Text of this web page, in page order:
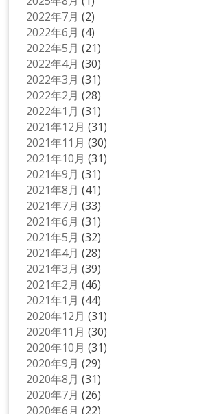
2022年7月 (2)
2022年6月 (4)
2022年5月 (21)
2022年4月 (30)
2022年3月 (31)
2022年2月 (28)
2022年1月 (31)
2021年12月 (31)
2021年11月 (30)
2021年10月 (31)
2021年9月 (31)
2021年8月 (41)
2021年7月 (33)
2021年6月 (31)
2021年5月 (32)
2021年4月 (28)
2021年3月 (39)
2021年2月 (46)
2021年1月 (44)
2020年12月 (31)
2020年11月 (30)
2020年10月 (31)
2020年9月 (29)
2020年8月 (31)
2020年7月 (26)
2020年6月 (22)